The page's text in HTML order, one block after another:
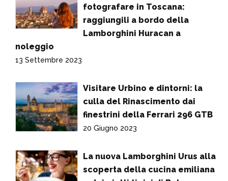
fotografare in Toscana:
raggiungili a bordo della
Lamborghini Huracan a
noleggio
13 Settembre 2023
Visitare Urbino e dintorni: la
culla del Rinascimento dai
finestrini della Ferrari 296 GTB
20 Giugno 2023
La nuova Lamborghini Urus alla
scoperta della cucina emiliana